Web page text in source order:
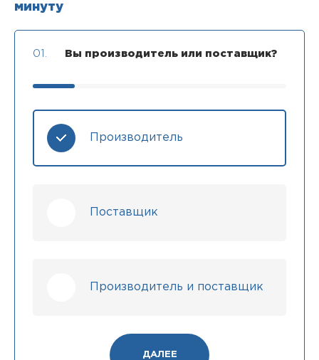
минуту
01. Вы производитель или поставщик?
Производитель
Поставщик
Производитель и поставщик
ДАЛЕЕ